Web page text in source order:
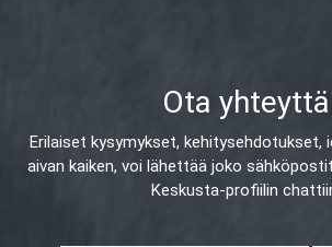
Ota yhteyttä
Erilaiset kysymykset, kehitysehdotukset,
aivan kaiken, voi lähettää joko
Keskusta-profiilin